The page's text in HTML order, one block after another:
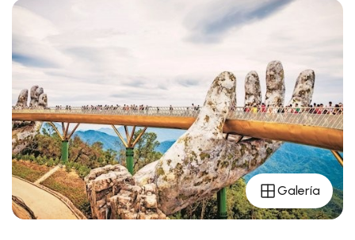
Galería